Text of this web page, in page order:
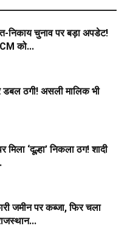
निकाय चुनाव पर बड़ा अपडेट!
को...
डबल ठगी! असली मालिक भी
मिला ‘दूल्हा’ निकला ठग! शादी
जमीन पर कब्जा, फिर चला